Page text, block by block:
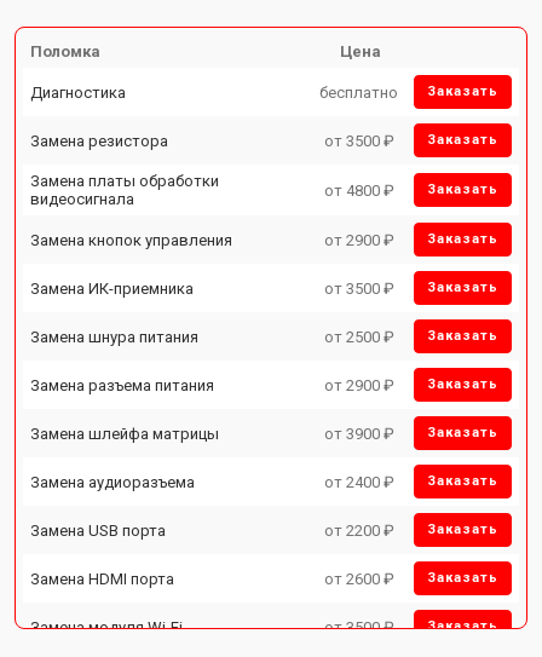
Поломка Цена
Диагностика бесплатно Заказать
Замена резистора от 3500 ₽ Заказать
Замена платы обработки
видеосигнала
от 4800 ₽ Заказать
Замена кнопок управления от 2900 ₽ Заказать
Замена ИК-приемника от 3500 ₽ Заказать
Замена шнура питания от 2500 ₽ Заказать
Замена разъема питания от 2900 ₽ Заказать
Замена шлейфа матрицы от 3900 ₽ Заказать
Замена аудиоразъема от 2400 ₽ Заказать
Замена USB порта от 2200 ₽ Заказать
Замена HDMI порта от 2600 ₽ Заказать
Замена модуля Wi-Fi от 3500 ₽ Заказать